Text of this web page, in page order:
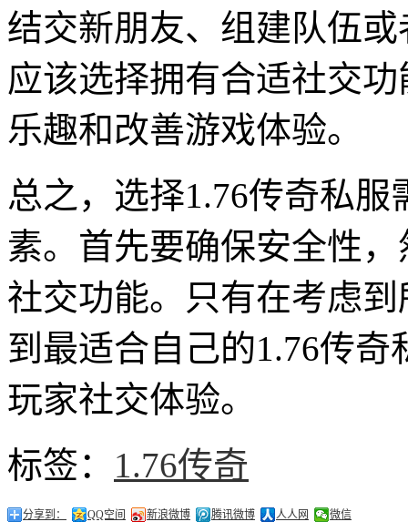
结交新朋友、组建队伍
应该选择拥有合适社交
乐趣和改善游戏体验。
总之，选择1.76传奇私
素。首先要确保安全性
社交功能。只有在考虑
到最适合自己的1.76传
玩家社交体验。
标签： 1.76传奇
分享到： QQ空间 新浪微博 腾讯微博 人人网 微信